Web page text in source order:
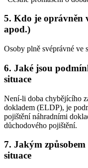
5. Kdo je oprávněn
apod.)
Osoby plně svéprávné ve
6. Jaké jsou
situace
Není-li doba chybějícího
dokladem (ELDP), je
pojištění náhradními
důchodového pojištění.
7. Jakým
situace